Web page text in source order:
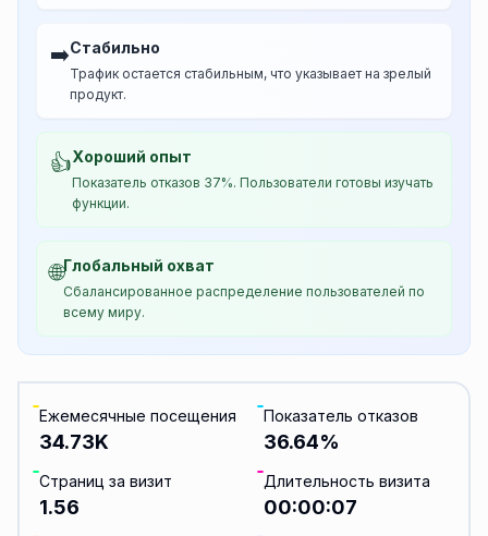
➡️Стабильно
Трафик остается стабильным, что указывает на зрелый
продукт.
👍Хороший опыт
Показатель отказов 37%. Пользователи готовы изучать
функции.
🌐Глобальный охват
Сбалансированное распределение пользователей по
всему миру.
Ежемесячные посещения
34.73K
Показатель отказов
36.64%
Страниц за визит
1.56
Длительность визита
00:00:07